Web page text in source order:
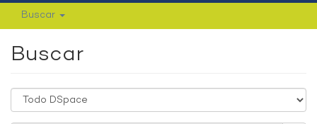
Buscar
Buscar